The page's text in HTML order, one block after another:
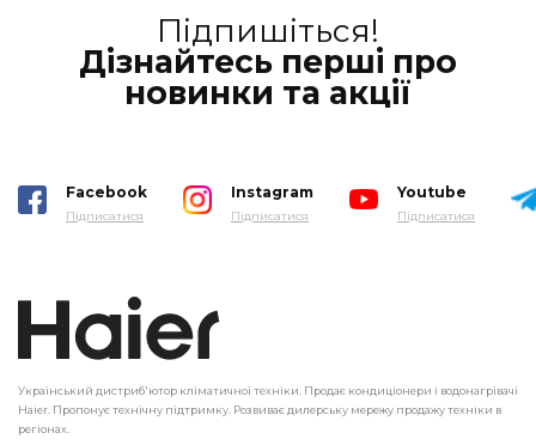
Підпишіться!
Дізнайтесь перші про
новинки та акції
Facebook
Підписатися
Instagram
Підписатися
Youtube
Підписатися
Український дистриб'ютор кліматичної техніки. Продає кондиціонери і водонагрівачі
Haier. Пропонує технічну підтримку. Розвиває дилерську мережу продажу техніки в
регіонах.